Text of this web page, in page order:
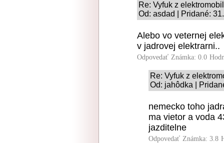
Re: Vyfuk z
Od: asdad | Pridané:
Alebo vo veternej
v jadrovej elektrarni..
Odpovedať Známka: 0.0
Re: Vyfuk z
Od: jahôdka |
nemecko toho
ma vietor a voda
jazditelne
Odpovedať Známka: 3.8